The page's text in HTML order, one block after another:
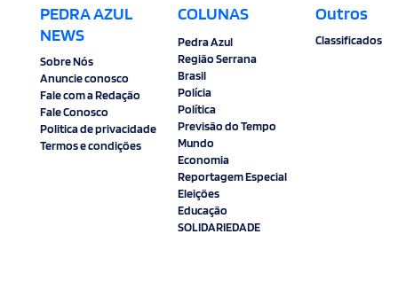
PEDRA AZUL
NEWS
Sobre Nós
Anuncie conosco
Fale com a Redação
Fale Conosco
Politica de privacidade
Termos e condições
COLUNAS
Pedra Azul
Região Serrana
Brasil
Polícia
Política
Previsão do Tempo
Mundo
Economia
Reportagem Especial
Eleições
Educação
SOLIDARIEDADE
Outros
Classificados